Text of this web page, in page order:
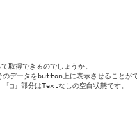
取得できるのでしょうか。
データをbutton上に表示させることが
□」部分はTextなしの空白状態です。